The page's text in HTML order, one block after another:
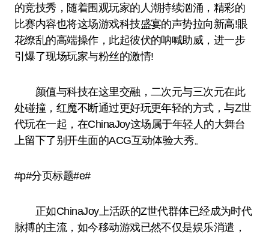
的竞技秀，随着围观玩家的人潮持续汹涌，精彩的
比赛内容也将这场游戏科技盛宴的声势拉向新高!眼
花缭乱的高端操作，此起彼伏的呐喊助威，进一步
引爆了现场玩家与粉丝的激情!
颜值与科技在这里交融，二次元与三次元在此
处碰撞，红魔不断通过更好玩更年轻的方式，与Z世
代玩在一起，在ChinaJoy这场属于年轻人的大舞台
上留下了别开生面的ACG互动体验大秀。
#p#分页标题#e#
正如ChinaJoy上活跃的Z世代群体已经成为时代
脉搏的主流，如今移动游戏已然不仅是娱乐消遣，